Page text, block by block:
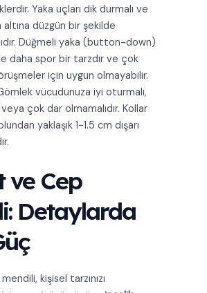
Yaka uçları dik durmalı ve
altına düzgün bir şekilde
Düğmeli yaka (button-down)
daha spor bir tarzdır ve çok
için uygun olmayabilir.
vücudunuza iyi oturmalı,
çok dar olmamalıdır. Kollar
yaklaşık 1-1.5 cm dışarı
ve Cep
Detaylarda
kişisel tarzınızı